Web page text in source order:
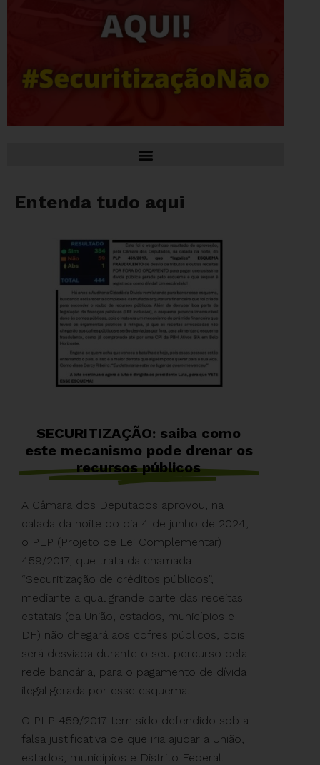
Entenda tudo aqui
SECURITIZAÇÃO: saiba como
este mecanismo pode drenar os
recursos públicos
A Câmara dos Deputados aprovou, na
calada da noite do dia 4 de junho de 2024,
o PLP (Projeto de Lei Complementar)
459/2017, que trata da chamada
“Securitização de créditos públicos”,
mediante a qual grande parte das receitas
estatais (da União, estados, municípios e
DF) não chegará aos cofres públicos, pois
será desviada durante o seu percurso pela
rede bancária, para o pagamento de dívida
ilegal gerada por esse esquema.
O PLP 459/2017 tem sido defendido sob a
falsa justificativa de que iria ajudar a União,
estados, municípios e Distrito Federal.